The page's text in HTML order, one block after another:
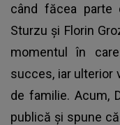
când făcea parte
Sturzu și Florin
momentul în
succes, iar ulterior
de familie. Acum,
publică și spune